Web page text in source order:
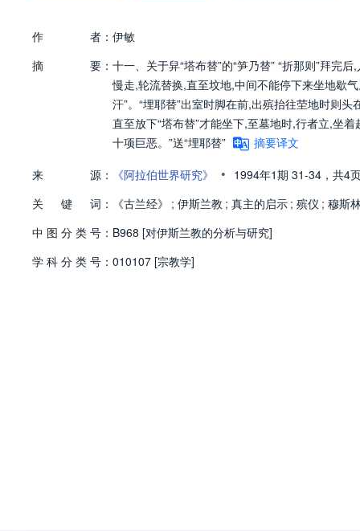
作 者： 伊敏
摘
要： 十一、关于舁“塔布替”的“笋乃替” “折那则”拜完
慢走,轮流替换,直至坟地,中间不能停下来坐地歇
汗”。“埋耶替”出室时脚在前,出殡抬往茔地时则
直至放下“塔布替”才能坐下,至墓地时,行者立,坐
十项巨恶。”送“埋耶替”
摘要译文
来
源： 《阿拉伯世界研究》 • 1994年1期 31-34， 共4
关
键 词： 《古兰经》 ; 伊斯兰教 ; 真主的启示 ; 殡仪 ; 穆斯
中 图 分 类 号： B968 [对伊斯兰教的分析与研究]
学 科 分 类 号： 010107 [宗教学]